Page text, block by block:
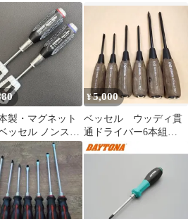
ライバー 2本
ライバー２本組１セッ
製・マグネット
ッセル ノンスリ
ライバー 2本セ
370 P.1-75 5.5×75
¥5,000
ベッセル ウッディ貫
通ドライバー6本組
No.336PS